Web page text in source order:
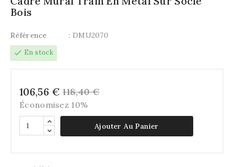
Bois
Référence
: DMU2070
check En stock
106,56 € 118,40 €
Économisez 10%
Ajouter Au Panier